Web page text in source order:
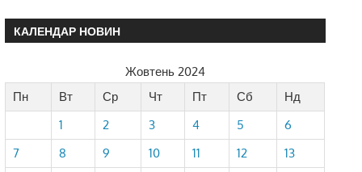
КАЛЕНДАР НОВИН
Жовтень 2024
Пн
Вт Ср Чт Пт Сб
Нд
1
2 3 4 5
6
7
8 9 10 11 12
13